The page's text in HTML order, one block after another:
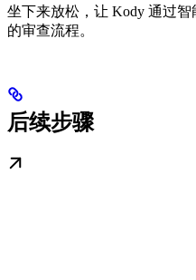
坐下来放松，让 Kody 通过
的审查流程。
后续步骤